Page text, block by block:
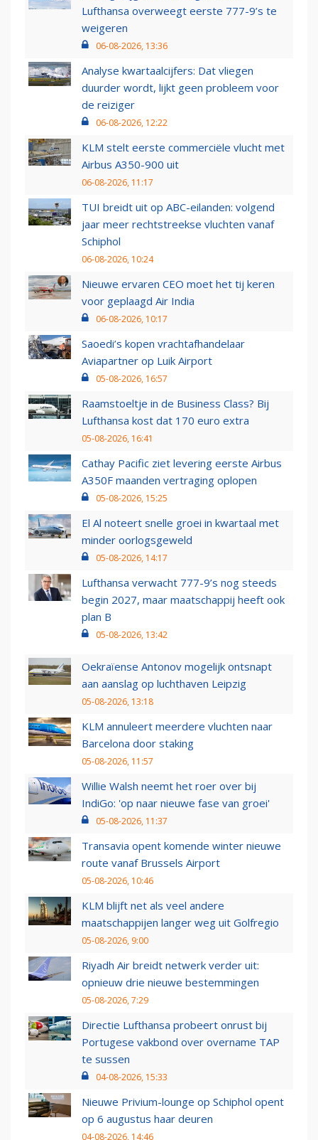
Lufthansa overweegt eerste 777-9’s te
weigeren
06-08-2026, 13:36
Analyse kwartaalcijfers: Dat vliegen
duurder wordt, lijkt geen probleem voor
de reiziger
06-08-2026, 12:22
KLM stelt eerste commerciële vlucht met
Airbus A350-900 uit
06-08-2026, 11:17
TUI breidt uit op ABC-eilanden: volgend
jaar meer rechtstreekse vluchten vanaf
Schiphol
06-08-2026, 10:24
Nieuwe ervaren CEO moet het tij keren
voor geplaagd Air India
06-08-2026, 10:17
Saoedi’s kopen vrachtafhandelaar
Aviapartner op Luik Airport
05-08-2026, 16:57
Raamstoeltje in de Business Class? Bij
Lufthansa kost dat 170 euro extra
05-08-2026, 16:41
Cathay Pacific ziet levering eerste Airbus
A350F maanden vertraging oplopen
05-08-2026, 15:25
El Al noteert snelle groei in kwartaal met
minder oorlogsgeweld
05-08-2026, 14:17
Lufthansa verwacht 777-9’s nog steeds
begin 2027, maar maatschappij heeft ook
plan B
05-08-2026, 13:42
Oekraïense Antonov mogelijk ontsnapt
aan aanslag op luchthaven Leipzig
05-08-2026, 13:18
KLM annuleert meerdere vluchten naar
Barcelona door staking
05-08-2026, 11:57
Willie Walsh neemt het roer over bij
IndiGo: 'op naar nieuwe fase van groei'
05-08-2026, 11:37
Transavia opent komende winter nieuwe
route vanaf Brussels Airport
05-08-2026, 10:46
KLM blijft net als veel andere
maatschappijen langer weg uit Golfregio
05-08-2026, 9:00
Riyadh Air breidt netwerk verder uit:
opnieuw drie nieuwe bestemmingen
05-08-2026, 7:29
Directie Lufthansa probeert onrust bij
Portugese vakbond over overname TAP
te sussen
04-08-2026, 15:33
Nieuwe Privium-lounge op Schiphol opent
op 6 augustus haar deuren
04-08-2026, 14:46